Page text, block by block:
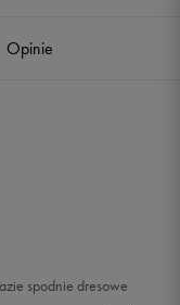
Opinie
spodnie dresowe